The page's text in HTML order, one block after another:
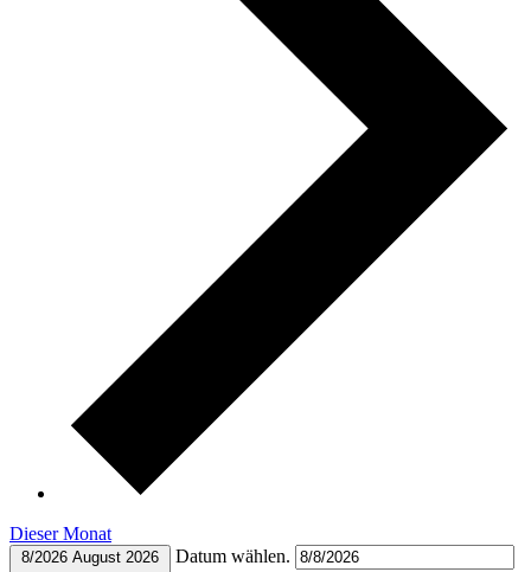
Dieser Monat
8/2026 August 2026 Datum wählen.